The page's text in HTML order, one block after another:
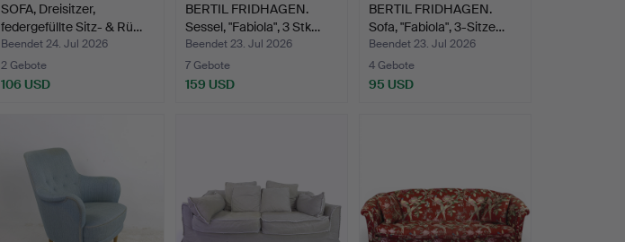
SOFA, Dreisitzer,
federgefüllte Sitz- & Rü…
Beendet 24. Jul 2026
2 Gebote
106 USD
BERTIL FRIDHAGEN.
Sessel, "Fabiola", 3 Stk…
Beendet 23. Jul 2026
7 Gebote
159 USD
BERTIL FRIDHAGEN.
Sofa, "Fabiola", 3-Sitze…
Beendet 23. Jul 2026
4 Gebote
95 USD